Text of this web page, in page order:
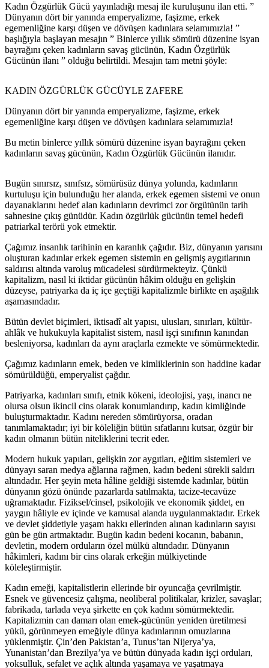
Kadın Özgürlük Gücü yayınladığı mesaj ile kuruluşunu ilan etti. ”
Dünyanın dört bir yanında emperyalizme, faşizme, erkek
egemenliğine karşı düşen ve dövüşen kadınlara selamımızla! ”
başlığıyla başlayan mesajın ” Binlerce yıllık sömürü düzenine isyan
bayrağını çeken kadınların savaş gücünün, Kadın Özgürlük
Gücünün ilanı ” olduğu belirtildi. Mesajın tam metni şöyle:
KADIN ÖZGÜRLÜK GÜCÜYLE ZAFERE
Dünyanın dört bir yanında emperyalizme, faşizme, erkek
egemenliğine karşı düşen ve dövüşen kadınlara selamımızla!
Bu metin binlerce yıllık sömürü düzenine isyan bayrağını çeken
kadınların savaş gücünün, Kadın Özgürlük Gücünün ilanıdır.
Bugün sınırsız, sınıfsız, sömürüsüz dünya yolunda, kadınların
kurtuluşu için bulunduğu her alanda, erkek egemen sistemi ve onun
dayanaklarını hedef alan kadınların devrimci zor örgütünün tarih
sahnesine çıkış günüdür. Kadın özgürlük gücünün temel hedefi
patriarkal terörü yok etmektir.
Çağımız insanlık tarihinin en karanlık çağıdır. Biz, dünyanın yarısını
oluşturan kadınlar erkek egemen sistemin en gelişmiş aygıtlarının
saldırısı altında varoluş mücadelesi sürdürmekteyiz. Çünkü
kapitalizm, nasıl ki iktidar gücünün hâkim olduğu en gelişkin
düzeyse, patriyarka da iç içe geçtiği kapitalizmle birlikte en aşağılık
aşamasındadır.
Bütün devlet biçimleri, iktisadî alt yapısı, ulusları, sınırları, kültür-
ahlâk ve hukukuyla kapitalist sistem, nasıl işçi sınıfının kanından
besleniyorsa, kadınları da aynı araçlarla ezmekte ve sömürmektedir.
Çağımız kadınların emek, beden ve kimliklerinin son haddine kadar
sömürüldüğü, emperyalist çağdır.
Patriyarka, kadınları sınıfı, etnik kökeni, ideolojisi, yaşı, inancı ne
olursa olsun ikincil cins olarak konumlandırıp, kadın kimliğinde
buluşturmaktadır. Kadını nereden sömürüyorsa, oradan
tanımlamaktadır; iyi bir köleliğin bütün sıfatlarını kutsar, özgür bir
kadın olmanın bütün niteliklerini tecrit eder.
Modern hukuk yapıları, gelişkin zor aygıtları, eğitim sistemleri ve
dünyayı saran medya ağlarına rağmen, kadın bedeni sürekli saldırı
altındadır. Her şeyin meta hâline geldiği sistemde kadınlar, bütün
dünyanın gözü önünde pazarlarda satılmakta, tacize-tecavüze
uğramaktadır. Fiziksel/cinsel, psikolojik ve ekonomik şiddet, en
yaygın hâliyle ev içinde ve kamusal alanda uygulanmaktadır. Erkek
ve devlet şiddetiyle yaşam hakkı ellerinden alınan kadınların sayısı
gün be gün artmaktadır. Bugün kadın bedeni kocanın, babanın,
devletin, modern orduların özel mülkü altındadır. Dünyanın
hâkimleri, kadını bir cins olarak erkeğin mülkiyetinde
köleleştirmiştir.
Kadın emeği, kapitalistlerin ellerinde bir oyuncağa çevrilmiştir.
Esnek ve güvencesiz çalışma, neoliberal politikalar, krizler, savaşlar;
fabrikada, tarlada veya şirkette en çok kadını sömürmektedir.
Kapitalizmin can damarı olan emek-gücünün yeniden üretilmesi
yükü, görünmeyen emeğiyle dünya kadınlarının omuzlarına
yüklenmiştir. Çin’den Pakistan’a, Tunus’tan Nijerya’ya,
Yunanistan’dan Brezilya’ya ve bütün dünyada kadın işçi orduları,
yoksulluk, sefalet ve açlık altında yaşamaya ve yaşatmaya